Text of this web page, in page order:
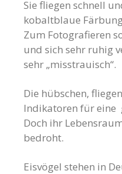
Sie fliegen schnell
kobaltblaue
Zum Fotografieren
und sich sehr ruhig
sehr „misstrauisch“.
Die hübschen,
Indikatoren für eine
Doch ihr
bedroht.
Eisvögel stehen in